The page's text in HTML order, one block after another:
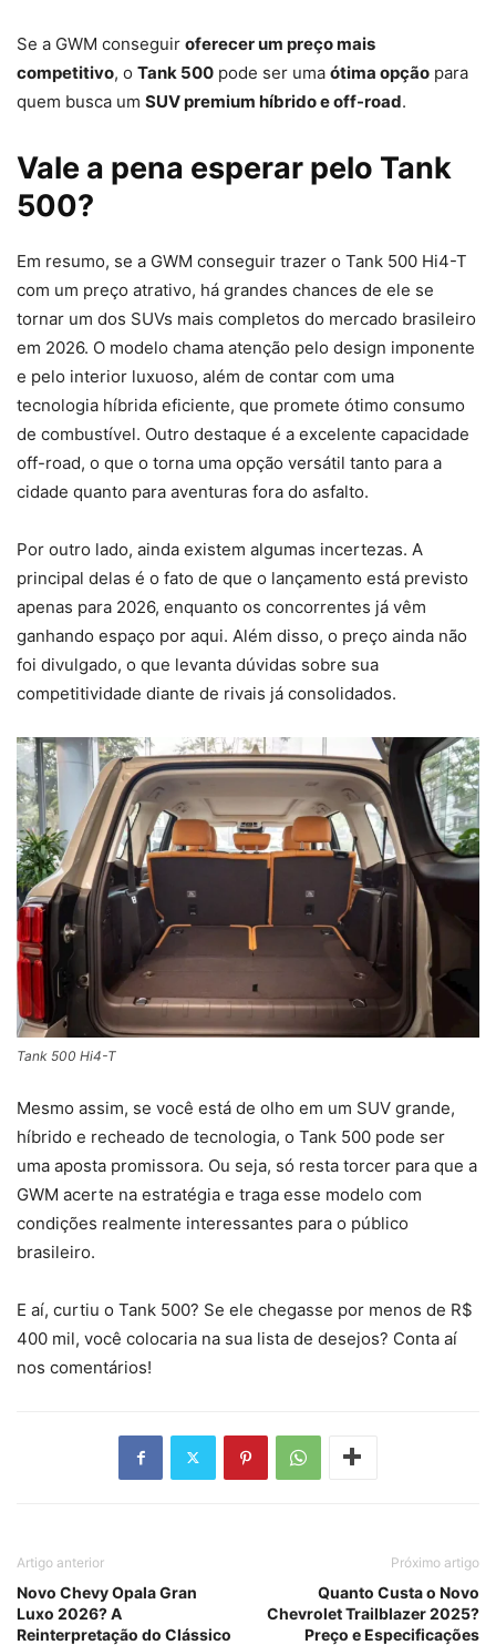
Se a GWM conseguir oferecer um preço mais
competitivo, o Tank 500 pode ser uma ótima opção para
quem busca um SUV premium híbrido e off-road.
Vale a pena esperar pelo Tank
500?
Em resumo, se a GWM conseguir trazer o Tank 500 Hi4-T
com um preço atrativo, há grandes chances de ele se
tornar um dos SUVs mais completos do mercado brasileiro
em 2026. O modelo chama atenção pelo design imponente
e pelo interior luxuoso, além de contar com uma
tecnologia híbrida eficiente, que promete ótimo consumo
de combustível. Outro destaque é a excelente capacidade
off-road, o que o torna uma opção versátil tanto para a
cidade quanto para aventuras fora do asfalto.
Por outro lado, ainda existem algumas incertezas. A
principal delas é o fato de que o lançamento está previsto
apenas para 2026, enquanto os concorrentes já vêm
ganhando espaço por aqui. Além disso, o preço ainda não
foi divulgado, o que levanta dúvidas sobre sua
competitividade diante de rivais já consolidados.
Tank 500 Hi4-T
Mesmo assim, se você está de olho em um SUV grande,
híbrido e recheado de tecnologia, o Tank 500 pode ser
uma aposta promissora. Ou seja, só resta torcer para que a
GWM acerte na estratégia e traga esse modelo com
condições realmente interessantes para o público
brasileiro.
E aí, curtiu o Tank 500? Se ele chegasse por menos de R$
400 mil, você colocaria na sua lista de desejos? Conta aí
nos comentários!
Artigo anterior
Novo Chevy Opala Gran
Luxo 2026? A
Reinterpretação do Clássico
Próximo artigo
Quanto Custa o Novo
Chevrolet Trailblazer 2025?
Preço e Especificações